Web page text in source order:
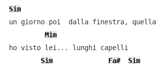
Sim
un giorno poi  dalla finestra,
Mim
ho visto lei... lunghi capelli
Sim
Fa#
Sim